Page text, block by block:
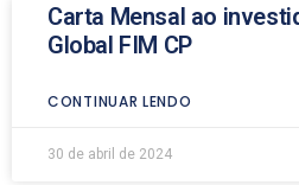
Carta Mensal ao
Global FIM CP
CONTINUAR LENDO
30 de abril de 2024